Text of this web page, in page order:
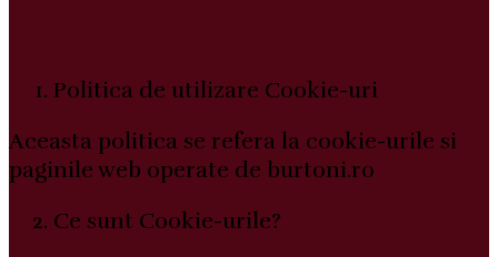
Politica de utilizare Cookie-uri
Aceasta politica se refera la cookie-urile si
paginile web operate de burtoni.ro
Ce sunt Cookie-urile?